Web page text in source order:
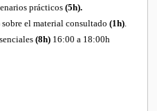
prácticos(5h).
el material consultado(1h)
(8h) 16:00 a 18:00h